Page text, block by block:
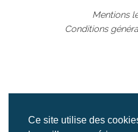
Ce site utilise des
Mentions
Conditions